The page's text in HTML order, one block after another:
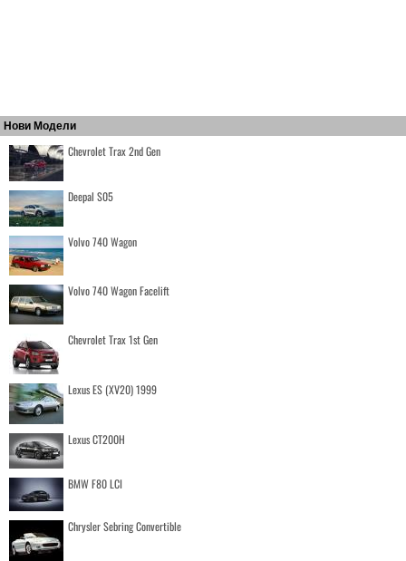
Нови Модели
Chevrolet Trax 2nd Gen
Deepal S05
Volvo 740 Wagon
Volvo 740 Wagon Facelift
Chevrolet Trax 1st Gen
Lexus ES (XV20) 1999
Lexus CT200H
BMW F80 LCI
Chrysler Sebring Convertible